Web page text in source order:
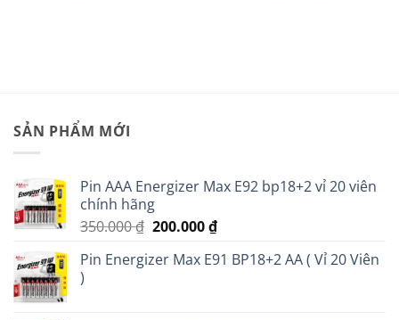
SẢN PHẨM MỚI
Pin AAA Energizer Max E92 bp18+2 vỉ 20 viên
chính hãng
350.000₫ Giá
là:
200.000₫Giá
tại
Pin Energizer Max E91 BP18+2 AA ( Vỉ 20 Viên
)